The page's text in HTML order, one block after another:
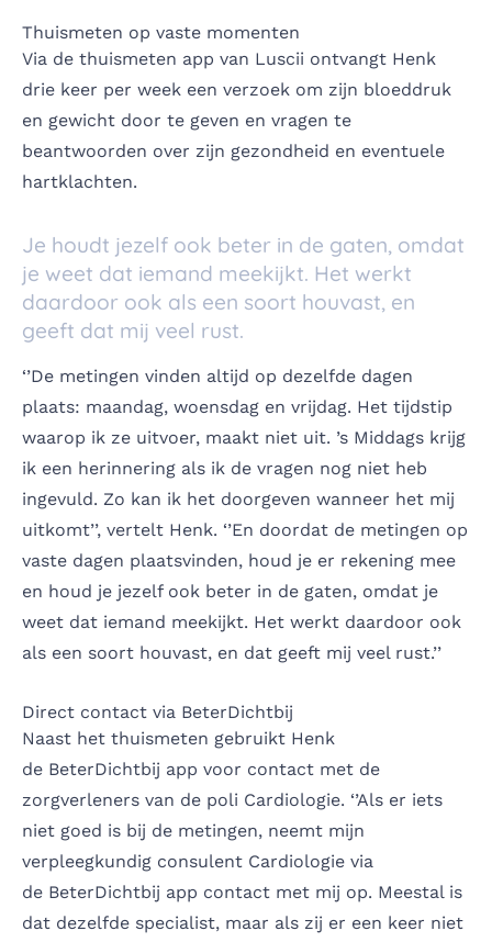
Thuismeten op vaste momenten
Via de thuismeten app van Luscii ontvangt Henk
drie keer per week een verzoek om zijn bloeddruk
en gewicht door te geven en vragen te
beantwoorden over zijn gezondheid en eventuele
hartklachten.
Je houdt jezelf ook beter in de gaten, omdat
je weet dat iemand meekijkt. Het werkt
daardoor ook als een soort houvast, en
geeft dat mij veel rust.
‘’De metingen vinden altijd op dezelfde dagen
plaats: maandag, woensdag en vrijdag. Het tijdstip
waarop ik ze uitvoer, maakt niet uit. ’s Middags krijg
ik een herinnering als ik de vragen nog niet heb
ingevuld. Zo kan ik het doorgeven wanneer het mij
uitkomt’’, vertelt Henk. ‘’En doordat de metingen op
vaste dagen plaatsvinden, houd je er rekening mee
en houd je jezelf ook beter in de gaten, omdat je
weet dat iemand meekijkt. Het werkt daardoor ook
als een soort houvast, en dat geeft mij veel rust.’’
Direct contact via BeterDichtbij
Naast het thuismeten gebruikt Henk
de BeterDichtbij app voor contact met de
zorgverleners van de poli Cardiologie. ‘’Als er iets
niet goed is bij de metingen, neemt mijn
verpleegkundig consulent Cardiologie via
de BeterDichtbij app contact met mij op. Meestal is
dat dezelfde specialist, maar als zij er een keer niet